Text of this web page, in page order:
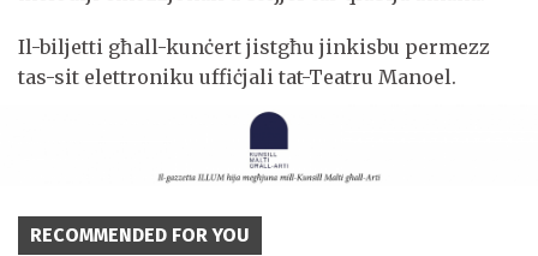
Il-biljetti għall-kunċert jistgħu jinkisbu permezz
tas-sit elettroniku uffiċjali tat-Teatru Manoel.
RECOMMENDED FOR YOU